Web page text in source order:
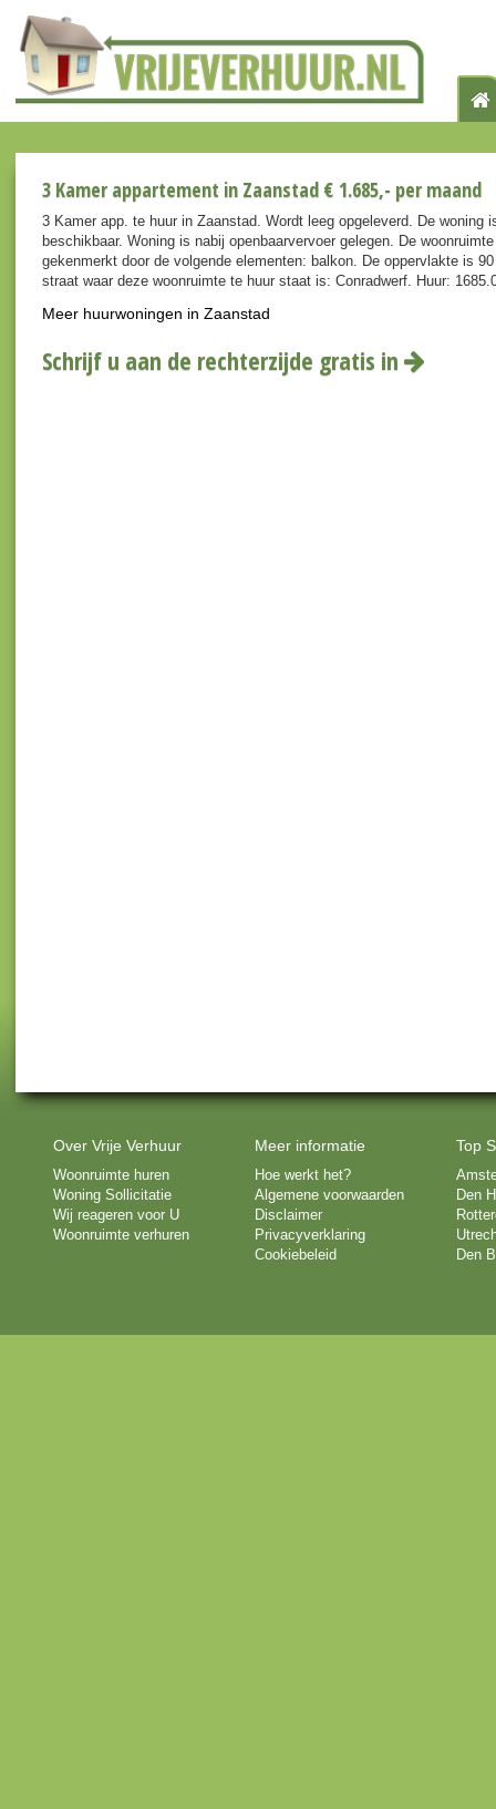
3 Kamer appartement in Zaanstad € 1.685,- per maand
3 Kamer app. te huur in Zaanstad. Wordt leeg opgeleverd. De woning
beschikbaar. Woning is nabij openbaarvervoer gelegen. De
gekenmerkt door de volgende elementen: balkon. De oppervlakte is
straat waar deze woonruimte te huur staat is: Conradwerf. Huur:
Meer huurwoningen in Zaanstad
Schrijf u aan de rechterzijde gratis in
Over Vrije Verhuur
Woonruimte huren
Woning Sollicitatie
Wij reageren voor U
Woonruimte verhuren
Meer informatie
Hoe werkt het?
Algemene voorwaarden
Disclaimer
Privacyverklaring
Cookiebeleid
Top
Den
Den